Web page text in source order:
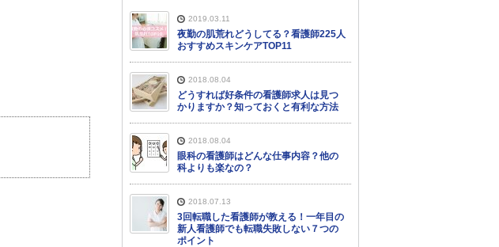
2019.03.11
夜勤の肌荒れどうしてる？看護師225人
おすすめスキンケアTOP11
2018.08.04
どうすれば好条件の看護師求人は見つ
かりますか？知っておくと有利な方法
2018.08.04
眼科の看護師はどんな仕事内容？他の
科よりも楽なの？
2018.07.13
3回転職した看護師が教える！一年目の
新人看護師でも転職失敗しない７つの
ポイント